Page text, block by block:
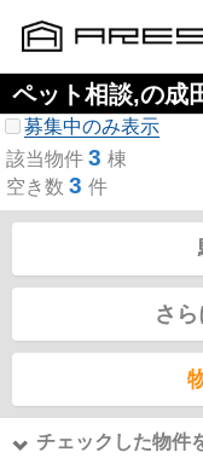
ペット相談,の成
募集中のみ表示
該当物件 3 棟
空き数 3 件
さ
チェックした物件